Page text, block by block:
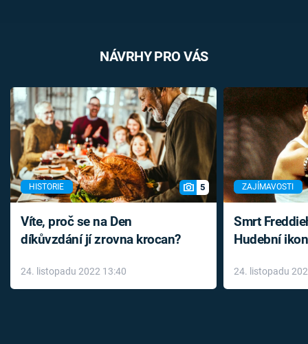
NÁVRHY PRO VÁS
HISTORIE 5
Víte, proč se na Den
díkůvzdání jí zrovna krocan?
24. listopadu 2022 13:40
ZAJÍMAVOSTI
Smrt
Hudební
léky
24. listopadu